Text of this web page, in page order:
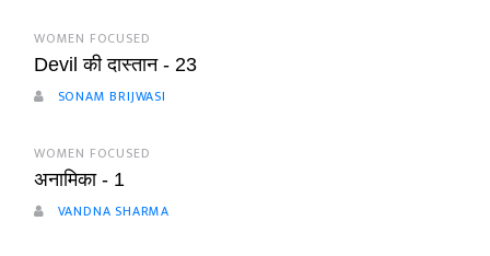
WOMEN FOCUSED
Devil की दास्तान - 23
SONAM BRIJWASI
WOMEN FOCUSED
अनामिका - 1
VANDNA SHARMA